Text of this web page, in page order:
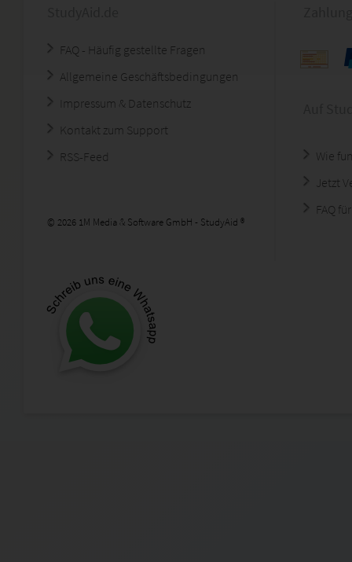
FAQ - Häufig gestellte Fragen
Allgemeine Geschäftsbedingungen
Impressum & Datenschutz
Kontakt zum Support
RSS-Feed
© 2026 1M Media & Software GmbH - StudyAid ®
Wie
Jetzt
FAQ